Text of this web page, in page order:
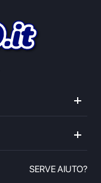
SERVE AIUTO?